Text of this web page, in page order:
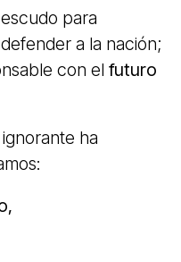
para
a la nación;
con el futuro
ha